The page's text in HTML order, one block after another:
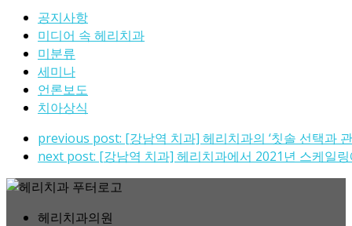
공지사항
미디어 속 헤리치과
미분류
세미나
언론보도
치아상식
previous post: [강남역 치과] 헤리치과의 ‘칫솔 선택과
next post: [강남역 치과] 헤리치과에서 2021년 스케일
헤리치과의원